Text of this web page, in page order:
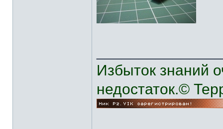
Избыток знаний
недостаток.©